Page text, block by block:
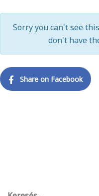
Sorry you can't see
don't have
Share on Facebook